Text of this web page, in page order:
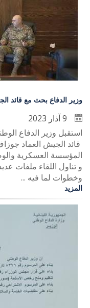
وزير الدفاع بحث مع قائد
استقبل وزير الدفاع
قائد الجيش العماد
المؤسسة العسكرية
و تناول اللقاء ملفات
وخطوات لما فيه ...
المزيد